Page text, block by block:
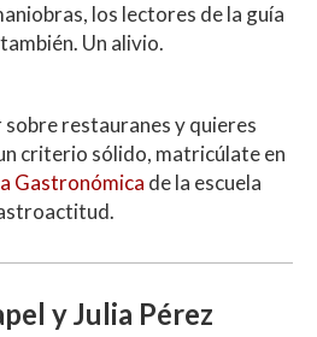
los lectores de la guía
Un alivio.
restauranes y quieres
criterio sólido, matricúlate en
Gastronómica de la escuela
y Julia Pérez